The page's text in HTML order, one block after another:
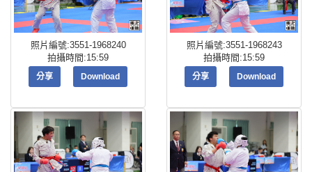
照片編號:3551-1968240
拍攝時間:15:59
分享 Download
照片編號:3551-1968243
拍攝時間:15:59
分享 Download